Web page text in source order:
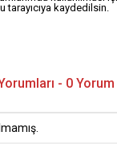
tarayıcıya kaydedilsin.
- 0 Yorum